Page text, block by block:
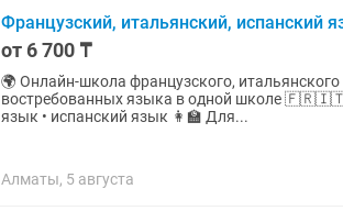
Французский, итальянский, испанский
от 6 700 ₸
🌍 Онлайн-школа французского, итальянского и
востребованных языка в одной школе 🇫🇷🇮🇹🇪🇸 ✨ У нас: • французский язык •
язык • испанский язык 👩🏫 Для...
Алматы, 5 августа